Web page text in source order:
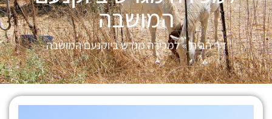
המושבה
דף הבית»למכירה מגרש ביוקנעם המושבה